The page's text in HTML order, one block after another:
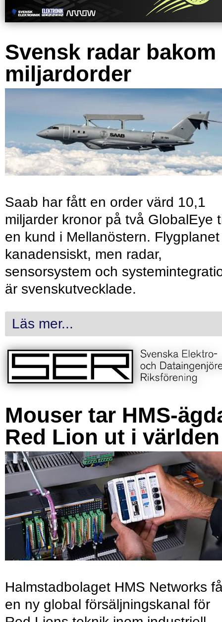
Svensk radar bakom
miljardorder
Saab har fått en order värd 10,1
miljarder kronor på två GlobalEye
en kund i Mellanöstern.
kanadensiskt, men radar,
sensorsystem och
är svenskutvecklade.
Läs mer...
Mouser tar HMS-
Red Lion ut i världen
Halmstadbolaget HMS Networks
en ny global försäljningskanal för